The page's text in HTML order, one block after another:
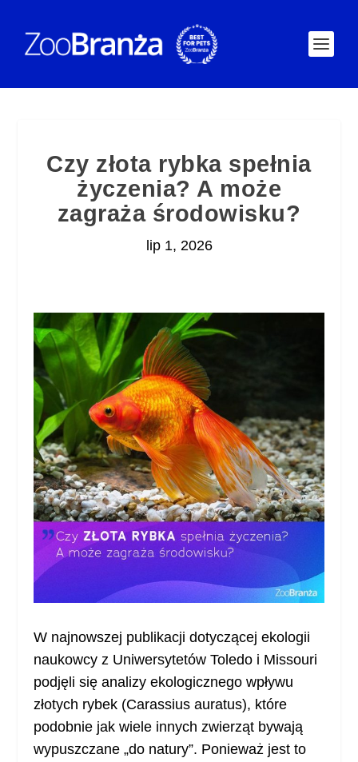
Czy złota rybka spełnia
życzenia? A może
zagraża środowisku?
lip 1, 2026
W najnowszej publikacji dotyczącej ekologii
naukowcy z Uniwersytetów Toledo i Missouri
podjęli się analizy ekologicznego wpływu
złotych rybek (Carassius auratus), które
podobnie jak wiele innych zwierząt bywają
wypuszczane „do natury”. Ponieważ jest to